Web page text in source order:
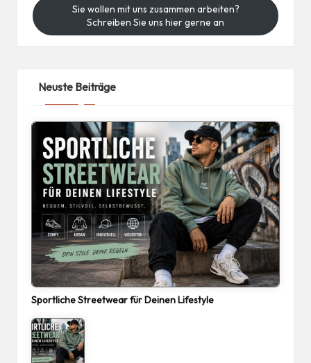
Sie wollen mit uns zusammen arbeiten?
Schreiben Sie uns hier gerne an
Neuste Beiträge
Sportliche Streetwear für Deinen Lifestyle